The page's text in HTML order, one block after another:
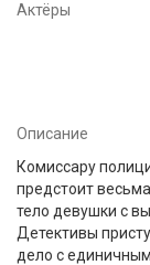
Актёры
Описание
Комиссару
предстоит
тело девушки с
Детективы
дело с